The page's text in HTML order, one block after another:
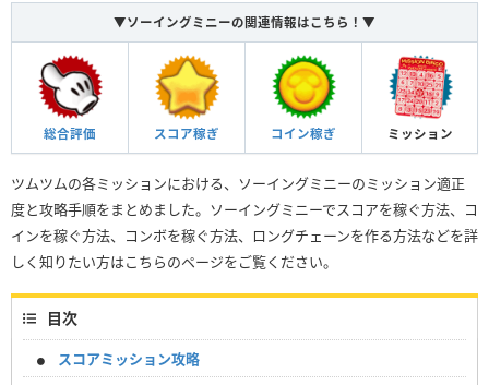
▼ソーイングミニーの関連情報はこちら！▼
総合評価 スコア稼ぎ コイン稼ぎ ミッション
ツムツムの各ミッションにおける、ソーイングミニーのミッション適正
度と攻略手順をまとめました。ソーイングミニーでスコアを稼ぐ方法、コ
インを稼ぐ方法、コンボを稼ぐ方法、ロングチェーンを作る方法などを詳
しく知りたい方はこちらのページをご覧ください。
目次
スコアミッション攻略